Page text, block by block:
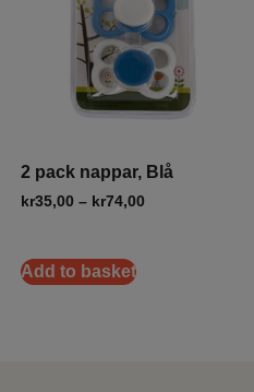
2 pack nappar, Blå
kr35,00 – kr74,00
Add to basket